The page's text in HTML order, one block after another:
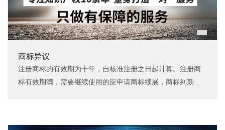
商标异议
注册商标的有效期为十年，自核准注册之日起计算。注册商
标有效期满，需要继续使用的应申请商标续展，商标到期前